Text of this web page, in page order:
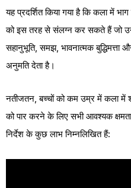
यह प्रदर्शित किया गया है कि कला में
को इस तरह से संलग्न कर सकते हैं जो उन्हें
सहानुभूति, समझ, भावनात्मक बुद्धिमत्ता
अनुमति देता है।
नतीजतन, बच्चों को कम उम्र में कला में
को पार करने के लिए सभी आवश्यक
निर्देश के कुछ लाभ निम्नलिखित हैं: